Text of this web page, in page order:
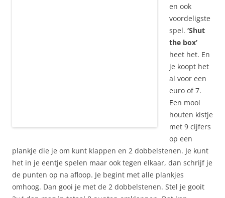
en ook
voordeligste
spel. ‘Shut
the box’
heet het. En
je koopt het
al voor een
euro of 7.
Een mooi
houten kistje
met 9 cijfers
op een
plankje die je om kunt klappen en 2 dobbelstenen. Je kunt
het in je eentje spelen maar ook tegen elkaar, dan schrijf je
de punten op na afloop. Je begint met alle plankjes
omhoog. Dan gooi je met de 2 dobbelstenen. Stel je gooit